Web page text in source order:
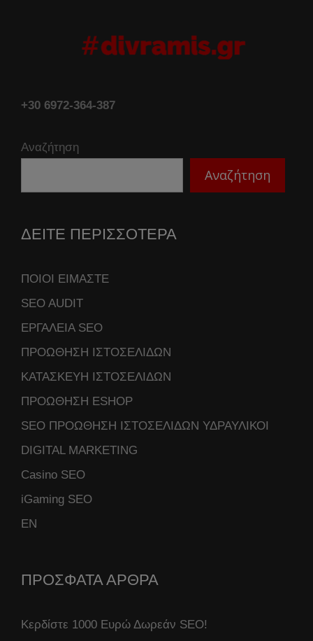
+30 6972-364-387
Αναζήτηση
Αναζήτηση
ΔΕΙΤΕ ΠΕΡΙΣΣΟΤΕΡΑ
ΠΟΙΟΙ ΕΙΜΑΣΤΕ
SEO AUDIT
ΕΡΓΑΛΕΙΑ SEO
ΠΡΟΩΘΗΣΗ ΙΣΤΟΣΕΛΙΔΩΝ
ΚΑΤΑΣΚΕΥΗ ΙΣΤΟΣΕΛΙΔΩΝ
ΠΡΟΩΘΗΣΗ ESHOP
SEO ΠΡΟΩΘΗΣΗ ΙΣΤΟΣΕΛΙΔΩΝ ΥΔΡΑΥΛΙΚΟΙ
DIGITAL MARKETING
Casino SEO
iGaming SEO
ΕΝ
ΠΡΟΣΦΑΤΑ ΑΡΘΡΑ
Κερδίστε 1000 Ευρώ Δωρεάν SEO!